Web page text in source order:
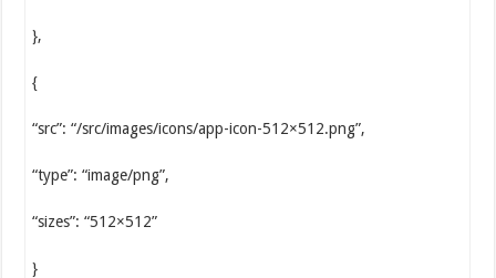
},
{
“src”: “/src/images/icons/app-icon-512×512.png”,
“type”: “image/png”,
“sizes”: “512×512”
}